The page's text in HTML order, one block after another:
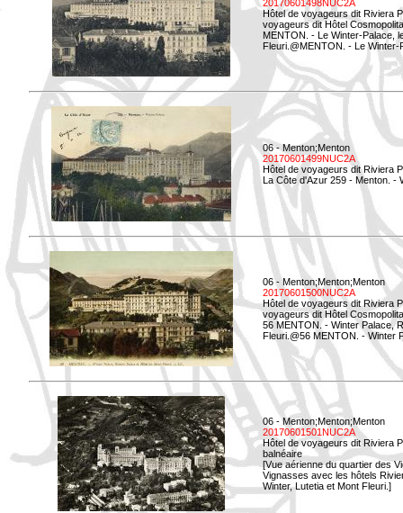
20170601498NUC2A
Hôtel de voyageurs dit Riviera
voyageurs dit Hôtel
MENTON. - Le Winter-Palace,
Fleuri.@MENTON. - Le
06 - Menton;Menton
20170601499NUC2A
Hôtel de voyageurs dit Riviera
La Côte d'Azur 259 - Menton. -
06 - Menton;Menton;Menton
20170601500NUC2A
Hôtel de voyageurs dit Riviera
voyageurs dit Hôtel
56 MENTON. - Winter Palace,
Fleuri.@56 MENTON. - Winter
06 - Menton;Menton;Menton
20170601501NUC2A
Hôtel de voyageurs dit Riviera
balnéaire
[Vue aérienne du quartier des
Vignasses avec les hôtels
Winter, Lutetia et Mont Fleuri.]